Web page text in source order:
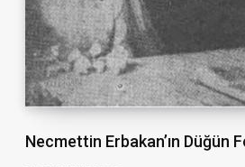
Necmettin Erbakan’ın Düğün